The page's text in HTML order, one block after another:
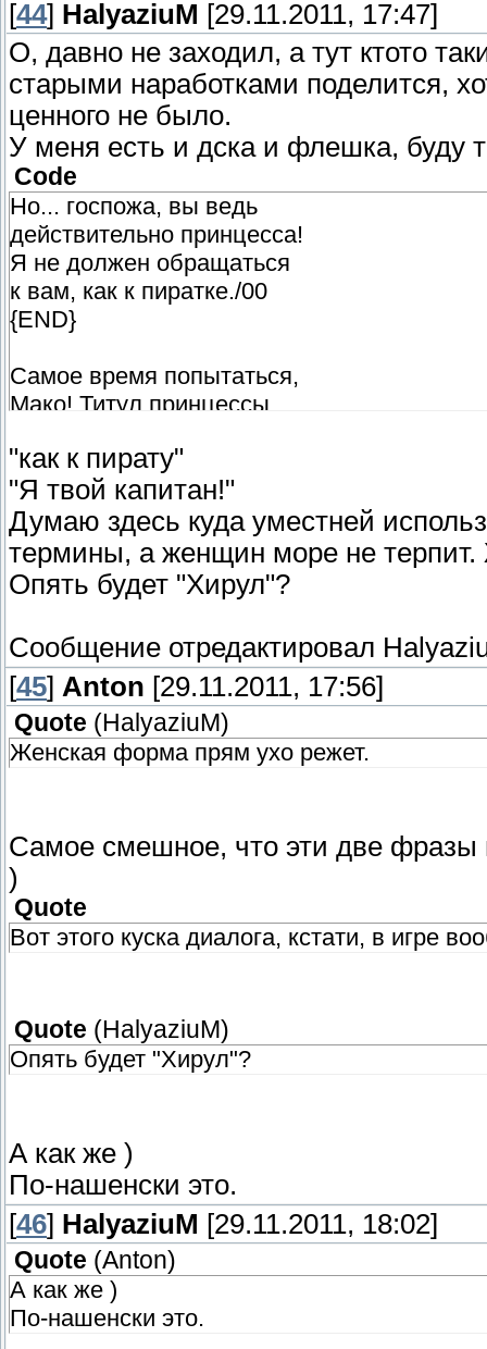
[44] HalyaziuM [29.11.2011, 17:47]
О, давно не заходил, а тут ктото
старыми наработками поделится,
ценного не было.
У меня есть и дска и флешка, буду
Code
Но... госпожа, вы ведь
действительно принцесса!
Я не должен обращаться
к вам, как к пиратке./00
{END}
Самое время попытаться,
Мако! Титул принцессы
оставаться бесстрашной
пираткой, путешествующей
по морям в поисках новых
земель. А ещё я твоя
капитанша! Я Тетра!/00
{END}
"как к пирату"
"Я твой капитан!"
Думаю здесь куда уместней
термины, а женщин море не
Опять будет "Хирул"?
Сообщение отредактировал
[45] Anton [29.11.2011, 17:56]
Quote ( HalyaziuM)
Женская форма прям ухо режет.
Самое смешное, что эти две фразы
)
Quote
Вот этого куска диалога, кстати, в игре
Quote ( HalyaziuM)
Опять будет "Хирул"?
А как же )
По-нашенски это.
[46] HalyaziuM [29.11.2011, 18:02]
Quote (Anton)
А как же )
По-нашенски это.